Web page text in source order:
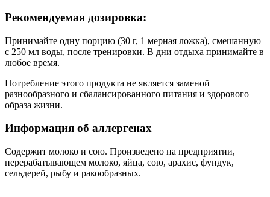
Рекомендуемая дозировка:
Принимайте одну порцию (30 г, 1 мерная ложка), смешанную
с 250 мл воды, после тренировки. В дни отдыха принимайте в
любое время.
Потребление этого продукта не является заменой
разнообразного и сбалансированного питания и здорового
образа жизни.
Информация об аллергенах
Содержит молоко и сою. Произведено на предприятии,
перерабатывающем молоко, яйца, сою, арахис, фундук,
сельдерей, рыбу и ракообразных.